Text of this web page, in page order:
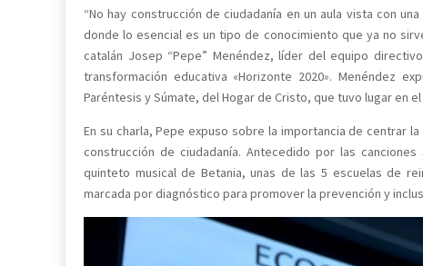
“No hay construcción de ciudadanía en un aula vista con
donde lo esencial es un tipo de conocimiento que ya no
catalán Josep “Pepe” Menéndez, líder del equipo
transformación educativa «Horizonte 2020». Menéndez
Paréntesis y Súmate, del Hogar de Cristo, que tuvo lugar en
En su charla, Pepe expuso sobre la importancia de centrar
construcción de ciudadanía. Antecedido por las
quinteto musical de Betania, unas de las 5 escuelas de
marcada por diagnóstico para promover la prevención y